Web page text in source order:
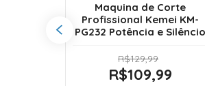
Maquina de Corte
Profissional Kemei KM-
PG232 Potência e Silêncio
R$129,99
R$109,99